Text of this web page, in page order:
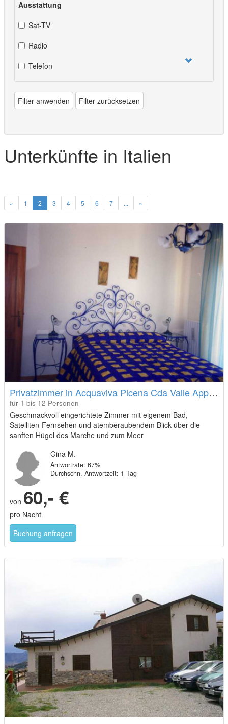
Ausstattung
Sat-TV
Radio
Telefon
Filter anwenden Filter zurücksetzen
Unterkünfte in Italien
« 1 2 3 4 5 6 7 ... »
Privatzimmer in Acquaviva Picena Cda Valle Apparignano
für 1 bis 12 Personen
Geschmackvoll eingerichtete Zimmer mit eigenem Bad,
Satelliten-Fernsehen und atemberaubendem Blick über die
sanften Hügel des Marche und zum Meer
Gina M.
Antwortrate: 67%
Durchschn. Antwortzeit: 1 Tag
von 60,- €
pro Nacht
Buchung anfragen